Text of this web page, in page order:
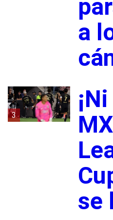
a
3
se